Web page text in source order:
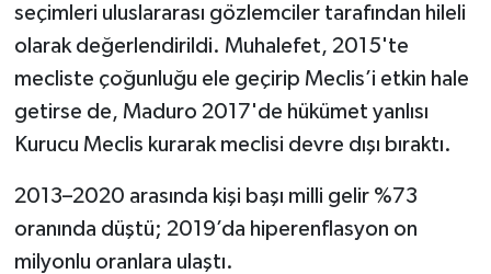
seçimleri uluslararası gözlemciler tarafından hileli
olarak değerlendirildi. Muhalefet, 2015'te
mecliste çoğunluğu ele geçirip Meclis’i etkin hale
getirse de, Maduro 2017'de hükümet yanlısı
Kurucu Meclis kurarak meclisi devre dışı bıraktı.
2013–2020 arasında kişi başı milli gelir %73
oranında düştü; 2019’da hiperenflasyon on
milyonlu oranlara ulaştı.